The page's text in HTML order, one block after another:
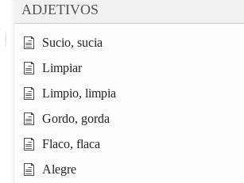
ADJETIVOS
Sucio, sucia
Limpiar
Limpio, limpia
Gordo, gorda
Flaco, flaca
Alegre